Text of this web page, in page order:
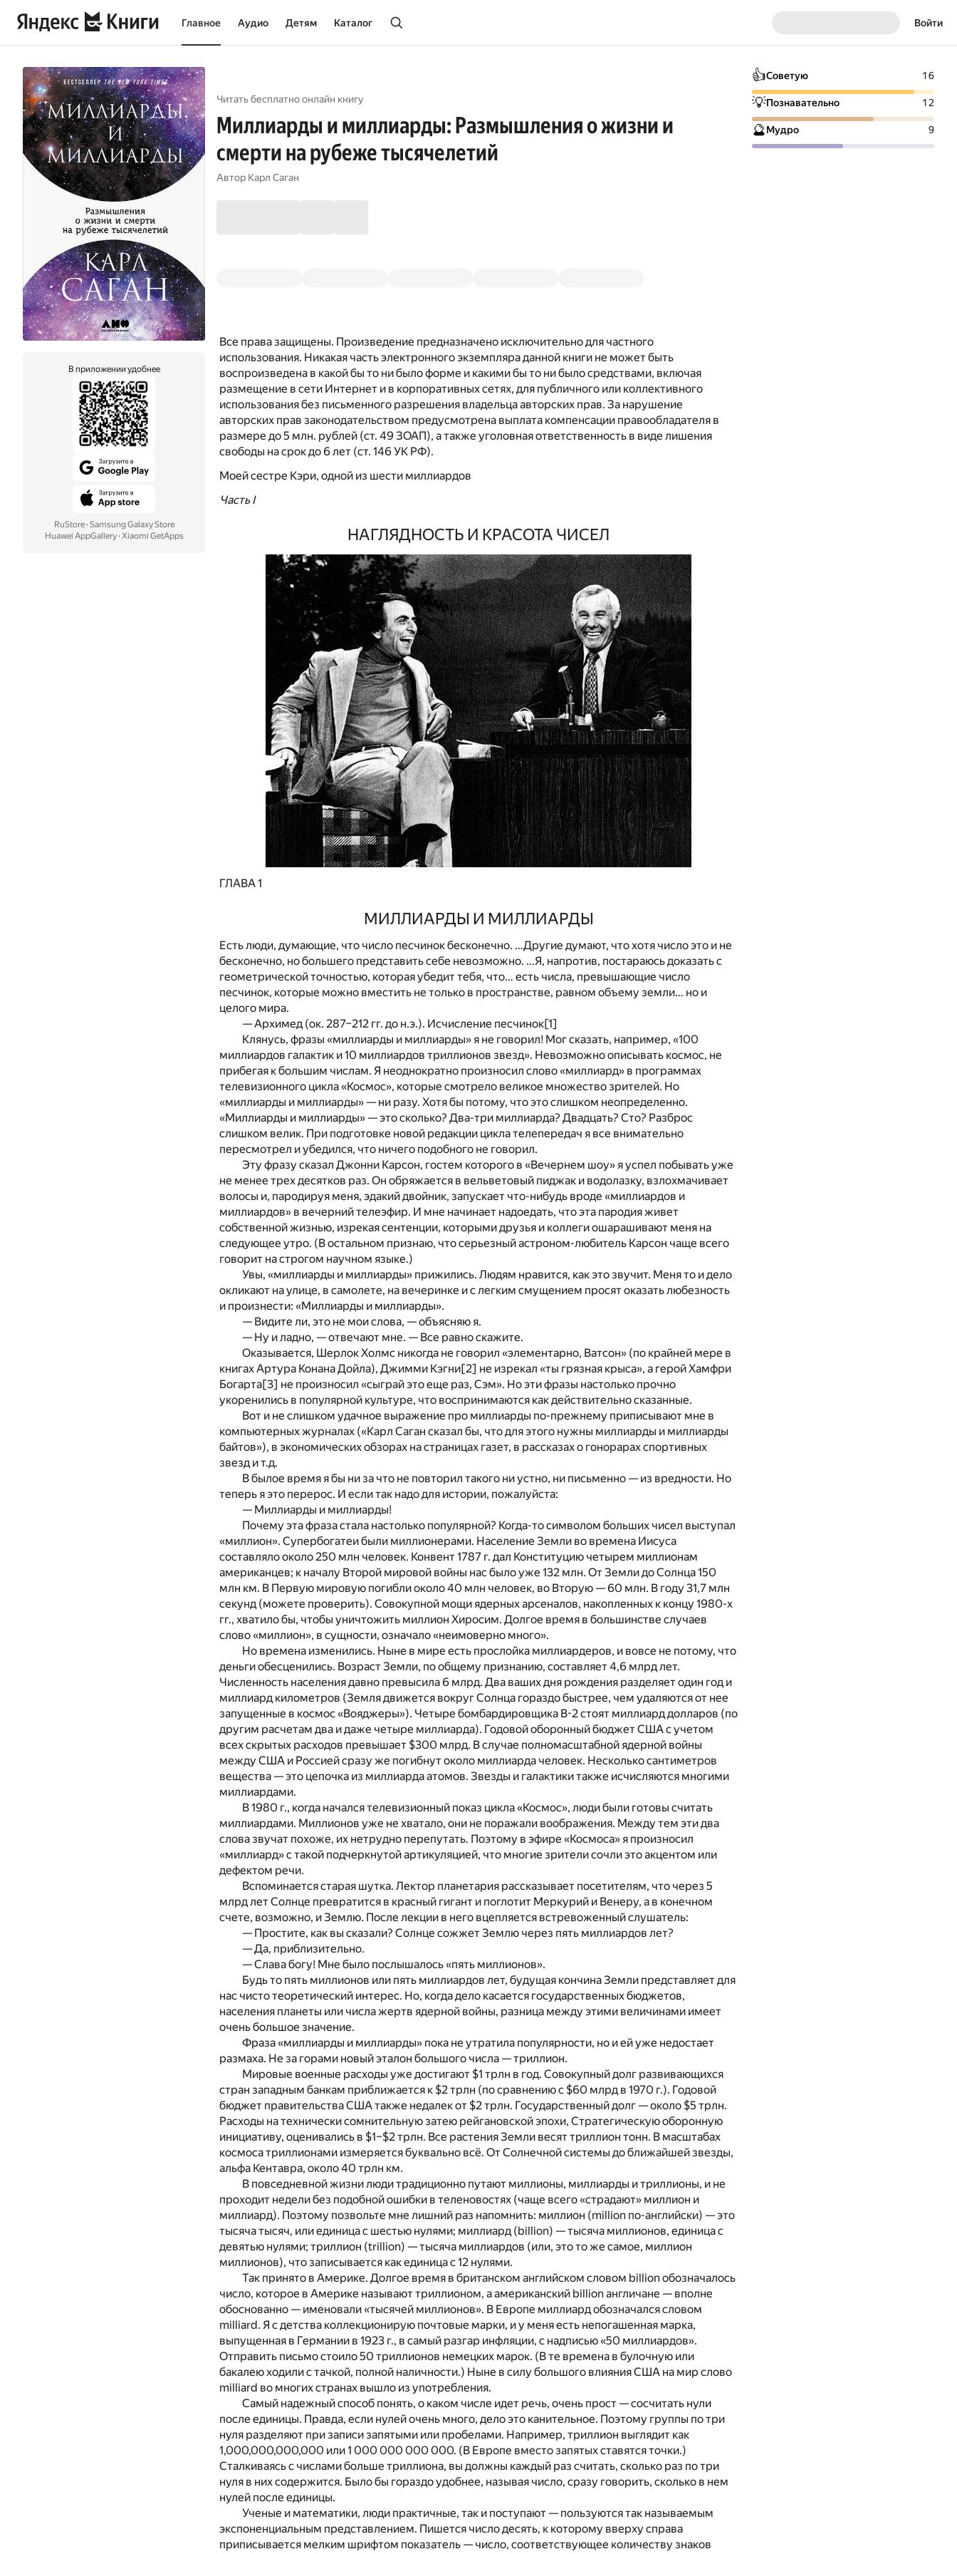
Главное Аудио Детям Каталог Войти
В приложении удобнее
RuStore· Samsung Galaxy Store
Huawei AppGallery· Xiaomi GetApps
Читать бесплатно онлайн книгу
Миллиарды и миллиарды: Размышления о жизни и
смерти на рубеже тысячелетий
Автор Карл Саган
Все права защищены. Произведение предназначено исключительно для частного
использования. Никакая часть электронного экземпляра данной книги не может быть
воспроизведена в какой бы то ни было форме и какими бы то ни было средствами, включая
размещение в сети Интернет и в корпоративных сетях, для публичного или коллективного
использования без письменного разрешения владельца авторских прав. За нарушение
авторских прав законодательством предусмотрена выплата компенсации правообладателя в
размере до 5 млн. рублей (ст. 49 ЗОАП), а также уголовная ответственность в виде лишения
свободы на срок до 6 лет (ст. 146 УК РФ).
Моей сестре Кэри, одной из шести миллиардов
Часть I
НАГЛЯДНОСТЬ И КРАСОТА ЧИСЕЛ
ГЛАВА 1
МИЛЛИАРДЫ И МИЛЛИАРДЫ
Есть люди, думающие, что число песчинок бесконечно. …Другие думают, что хотя число это и не
бесконечно, но большего представить себе невозможно. …Я, напротив, постараюсь доказать с
геометрической точностью, которая убедит тебя, что… есть числа, превышающие число
песчинок, которые можно вместить не только в пространстве, равном объему земли… но и
целого мира.
— Архимед (ок. 287–212 гг. до н.э.). Исчисление песчинок[1]
Клянусь, фразы «миллиарды и миллиарды» я не говорил! Мог сказать, например, «100
миллиардов галактик и 10 миллиардов триллионов звезд». Невозможно описывать космос, не
прибегая к большим числам. Я неоднократно произносил слово «миллиард» в программах
телевизионного цикла «Космос», которые смотрело великое множество зрителей. Но
«миллиарды и миллиарды» — ни разу. Хотя бы потому, что это слишком неопределенно.
«Миллиарды и миллиарды» — это сколько? Два-три миллиарда? Двадцать? Сто? Разброс
слишком велик. При подготовке новой редакции цикла телепередач я все внимательно
пересмотрел и убедился, что ничего подобного не говорил.
Эту фразу сказал Джонни Карсон, гостем которого в «Вечернем шоу» я успел побывать уже
не менее трех десятков раз. Он обряжается в вельветовый пиджак и водолазку, взлохмачивает
волосы и, пародируя меня, эдакий двойник, запускает что-нибудь вроде «миллиардов и
миллиардов» в вечерний телеэфир. И мне начинает надоедать, что эта пародия живет
собственной жизнью, изрекая сентенции, которыми друзья и коллеги ошарашивают меня на
следующее утро. (В остальном признаю, что серьезный астроном-любитель Карсон чаще всего
говорит на строгом научном языке.)
Увы, «миллиарды и миллиарды» прижились. Людям нравится, как это звучит. Меня то и дело
окликают на улице, в самолете, на вечеринке и с легким смущением просят оказать любезность
и произнести: «Миллиарды и миллиарды».
— Видите ли, это не мои слова, — объясняю я.
— Ну и ладно, — отвечают мне. — Все равно скажите.
Оказывается, Шерлок Холмс никогда не говорил «элементарно, Ватсон» (по крайней мере в
книгах Артура Конана Дойла), Джимми Кэгни[2] не изрекал «ты грязная крыса», а герой Хамфри
Богарта[3] не произносил «сыграй это еще раз, Сэм». Но эти фразы настолько прочно
укоренились в популярной культуре, что воспринимаются как действительно ска­занные.
Вот и не слишком удачное выражение про миллиарды по-прежнему приписывают мне в
компьютерных журналах («Карл Саган сказал бы, что для этого нужны миллиарды и миллиарды
байтов»), в экономических обзорах на страницах газет, в рассказах о гонорарах спортивных
звезд и т.д.
В былое время я бы ни за что не повторил такого ни устно, ни письменно — из вредности. Но
теперь я это перерос. И если так надо для истории, пожалуйста:
— Миллиарды и миллиарды!
Почему эта фраза стала настолько популярной? Когда-то символом больших чисел выступал
«миллион». Супербогатеи были миллионерами. Население Земли во времена Иисуса
составляло около 250 млн человек. Конвент 1787 г. дал Конституцию четырем миллионам
американцев; к началу Второй мировой войны нас было уже 132 млн. От Земли до Солнца 150
млн км. В Первую мировую погибли около 40 млн человек, во Вторую — 60 млн. В году 31,7 млн
секунд (можете проверить). Совокупной мощи ядерных арсеналов, накопленных к концу 1980-х
гг., хватило бы, чтобы уничтожить миллион Хиросим. Долгое время в большинстве случаев
слово «миллион», в сущности, означало «неимоверно много».
Но времена изменились. Ныне в мире есть прослойка миллиардеров, и вовсе не потому, что
деньги обесценились. Возраст Земли, по общему признанию, составляет 4,6 млрд лет.
Численность населения давно превысила 6 млрд. Два ваших дня рождения разделяет один год и
миллиард километров (Земля движется вокруг Солнца гораздо быстрее, чем удаляются от нее
запущенные в космос «Вояджеры»). Четыре бомбардировщика В-2 стоят миллиард долларов (по
другим расчетам два и даже четыре миллиарда). Годовой оборонный бюджет США с учетом
всех скрытых расходов превышает $300 млрд. В случае полномасштабной ядерной войны
между США и Россией сразу же погибнут около миллиарда человек. Несколько сантиметров
вещества — это цепочка из миллиарда атомов. Звезды и галактики также исчисляются многими
миллиардами.
В 1980 г., когда начался телевизионный показ цикла «Космос», люди были готовы считать
миллиардами. Миллионов уже не хватало, они не поражали воображения. Между тем эти два
слова звучат похоже, их нетрудно перепутать. Поэтому в эфире «Космоса» я произносил
«миллиард» с такой подчеркнутой артикуляцией, что многие зрители сочли это акцентом или
дефектом речи.
Вспоминается старая шутка. Лектор планетария рассказывает посетителям, что через 5
млрд лет Солнце превратится в красный гигант и поглотит Меркурий и Венеру, а в конечном
счете, возможно, и Землю. После лекции в него вцепляется встревоженный слушатель:
— Простите, как вы сказали? Солнце сожжет Землю через пять миллиардов лет?
— Да, приблизительно.
— Слава богу! Мне было послышалось «пять миллионов».
Будь то пять миллионов или пять миллиардов лет, будущая кончина Земли представляет для
нас чисто теоретический интерес. Но, когда дело касается государственных бюджетов,
населения планеты или числа жертв ядерной войны, разница между этими величинами имеет
очень большое значение.
Фраза «миллиарды и миллиарды» пока не утратила популярности, но и ей уже недостает
размаха. Не за горами новый эталон большого числа —триллион.
Мировые военные расходы уже достигают $1 трлн в год. Совокупный долг развивающихся
стран западным банкам приближается к $2 трлн (по сравнению с $60 млрд в 1970 г.). Годовой
бюджет правительства США также недалек от $2 трлн. Государственный долг — около $5 трлн.
Расходы на технически сомнительную затею рейгановской эпохи, Стратегическую оборонную
инициативу, оценивались в $1–$2 трлн. Все растения Земли весят триллион тонн. В масштабах
космоса триллионами измеряется буквально всё. От Солнечной системы до ближайшей звезды,
альфа Кентавра, около 40 трлн км.
В повседневной жизни люди традиционно путают миллионы, миллиарды и триллионы, и не
проходит недели без подобной ошибки в теленовостях (чаще всего «страдают» миллион и
миллиард). Поэтому позвольте мне лишний раз напомнить: миллион (million по-английски) — это
тысяча тысяч, или единица с шестью нулями; миллиард (billion) — тысяча миллионов, единица с
девятью нулями; триллион (trillion) — тысяча миллиардов (или, это то же самое, миллион
миллионов), что записывается как единица с 12 нулями.
Так принято в Америке. Долгое время в британском английском словом billion обозначалось
число, которое в Америке называют триллионом, а американский billion англичане — вполне
обоснованно — именовали «тысячей миллионов». В Европе миллиард обозначался словом
milliard. Я с детства коллекционирую почтовые марки, и у меня есть непогашенная марка,
выпущенная в Германии в 1923 г., в самый разгар инфляции, с надписью «50 миллиардов».
Отправить письмо стоило 50 триллионов немецких марок. (В те времена в булочную или
бакалею ходили с тачкой, полной наличности.) Ныне в силу большого влияния США на мир слово
milliard во многих странах вышло из употребления.
Самый надежный способ понять, о каком числе идет речь, очень прост — сосчитать нули
после единицы. Правда, если нулей очень много, дело это канительное. Поэтому группы по три
нуля разделяют при записи запятыми или пробелами. Например, триллион выглядит как
1,000,000,000,000 или 1 000 000 000 000. (В Европе вместо запятых ставятся точки.)
Сталкиваясь с числами больше триллиона, вы должны каждый раз считать, сколько раз по три
нуля в них содержится. Было бы гораздо удобнее, называя число, сразу говорить, сколько в нем
нулей после единицы.
Ученые и математики, люди практичные, так и поступают — пользуются так называемым
экспоненциальным представлением. Пишется число десять, к которому вверху справа
приписывается мелким шрифтом показатель — число, соответствующее количеству знаков
👍Советую 16
💡Познавательно 12
🔮Мудро 9